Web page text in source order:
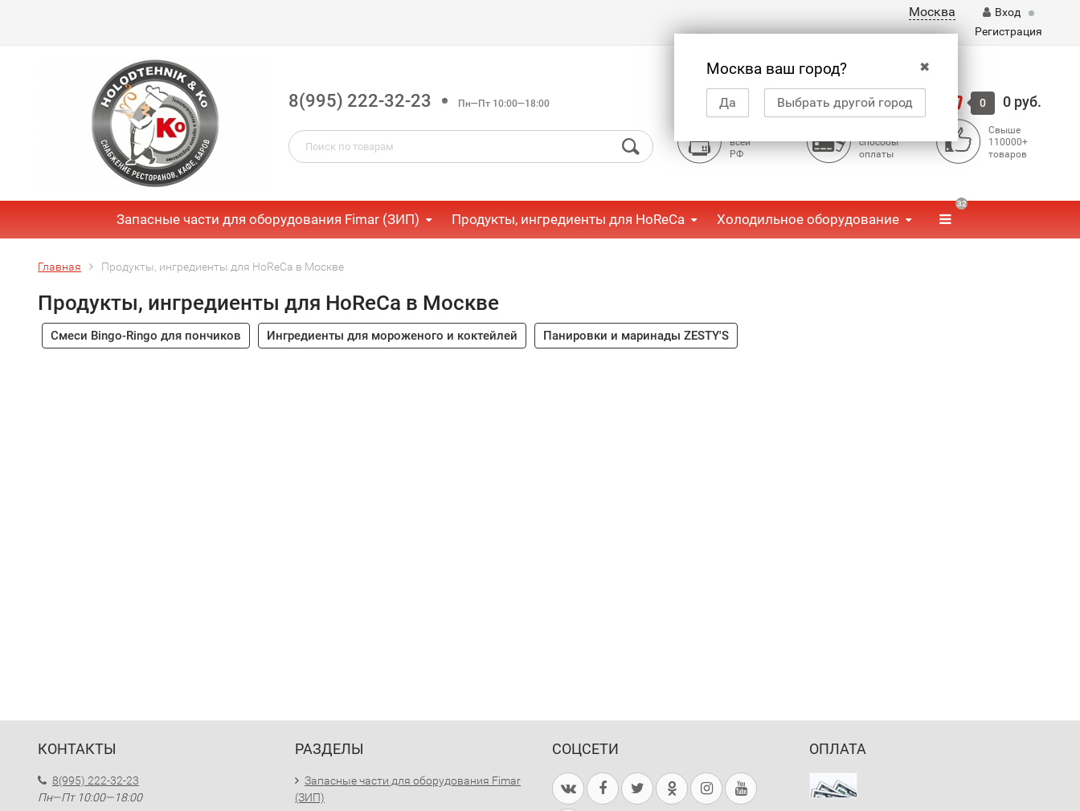
Москва
✖
Москва ваш город?
Да Выбрать другой город
Вход
Регистрация
8(995) 222-32-23 Пн—Пт 10:00—18:00 Корзина 0 0 руб.
всей
РФ
способы
оплаты
Свыше
110000+
товаров
Запасные части для оборудования Fimar (ЗИП) Продукты, ингредиенты для HoReCa Холодильное оборудование
32
Главная Продукты, ингредиенты для HoReCa в Москве
Продукты, ингредиенты для HoReCa в Москве
Смеси Bingo-Ringo для пончиков Ингредиенты для мороженого и коктейлей Панировки и маринады ZESTY'S
КОНТАКТЫ
8(995) 222-32-23
Пн—Пт 10:00—18:00
РАЗДЕЛЫ
Запасные части для оборудования Fimar
(ЗИП)
СОЦСЕТИ ОПЛАТА